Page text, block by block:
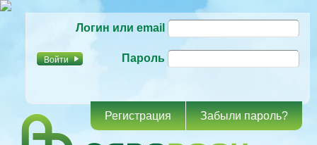
основному
Логин или email
Пароль
Регистрация Забыли пароль?